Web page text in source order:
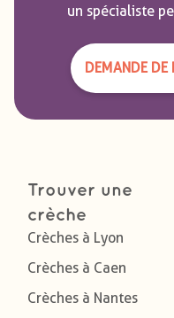
un spécialiste
DEMANDE DE
Trouver une
crèche
Crèches à Lyon
Crèches à Caen
Crèches à Nantes